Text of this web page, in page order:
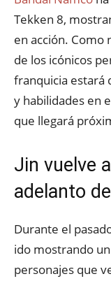
Tekken 8,
en acción. Como
de los icónicos
franquicia estará
y habilidades en
que llegará
Jin vuelve
adelanto
Durante el
ido mostrando
personajes que